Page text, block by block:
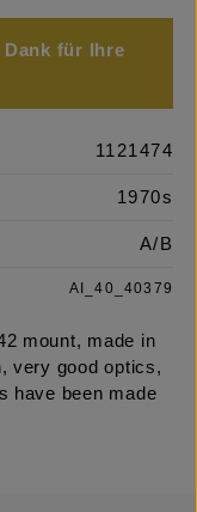
Dank für Ihre
1121474
1970s
A/B
AI_40_40379
mount, made in
very good optics,
have been made